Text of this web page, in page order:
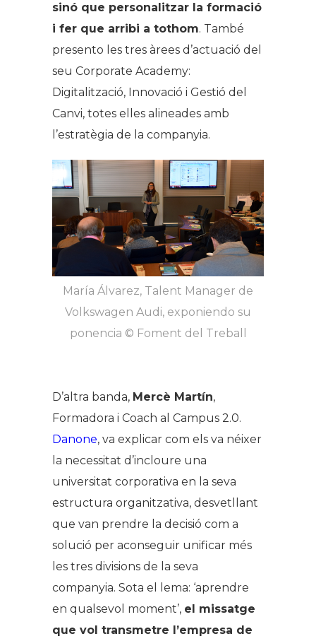
sinó que personalitzar la formació
i fer que arribi a tothom. També
presento les tres àrees d’actuació del
seu Corporate Academy:
Digitalització, Innovació i Gestió del
Canvi, totes elles alineades amb
l’estratègia de la companyia.
María Álvarez, Talent Manager de
Volkswagen Audi, exponiendo su
ponencia © Foment del Treball
D’altra banda, Mercè Martín,
Formadora i Coach al Campus 2.0.
Danone, va explicar com els va néixer
la necessitat d’incloure una
universitat corporativa en la seva
estructura organitzativa, desvetllant
que van prendre la decisió com a
solució per aconseguir unificar més
les tres divisions de la seva
companyia. Sota el lema: ‘aprendre
en qualsevol moment’, el missatge
que vol transmetre l’empresa de